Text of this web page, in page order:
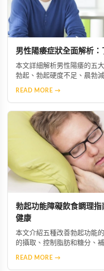
男性陽痿症狀全面解析
本文詳細解析男性陽痿的五
勃起、勃起硬度不足、晨勃
READ MORE →
勃起功能障礙飲食調理
健康
本文介紹五種改善勃起功能
的攝取、控制脂肪和糖分、
READ MORE →